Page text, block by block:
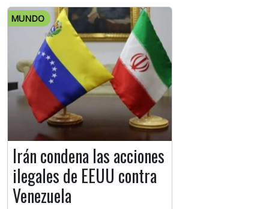
MUNDO
Irán condena las acciones
ilegales de EEUU contra
Venezuela